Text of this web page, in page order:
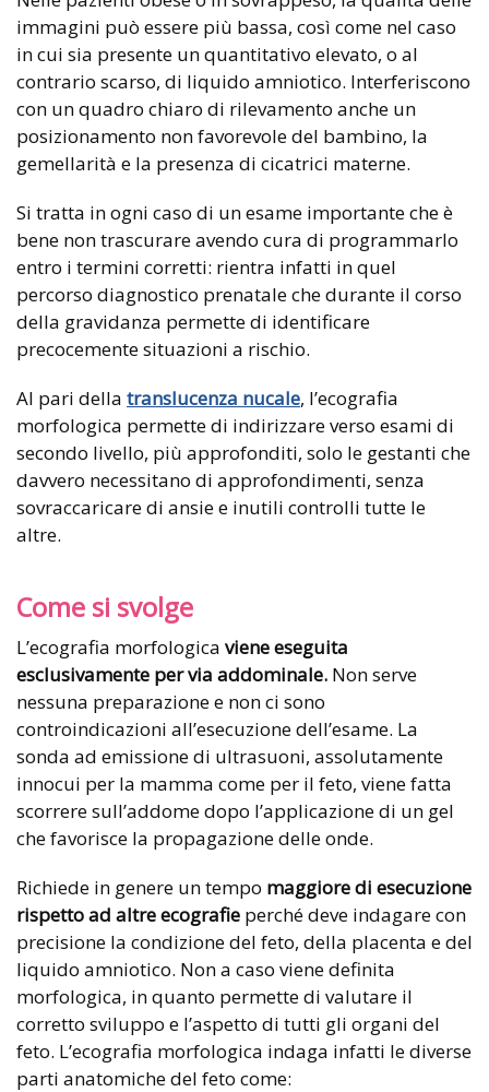
immagini può essere più bassa, così come nel caso
in cui sia presente un quantitativo elevato, o al
contrario scarso, di liquido amniotico. Interferiscono
con un quadro chiaro di rilevamento anche un
posizionamento non favorevole del bambino, la
gemellarità e la presenza di cicatrici materne.
Si tratta in ogni caso di un esame importante che è
bene non trascurare avendo cura di programmarlo
entro i termini corretti: rientra infatti in quel
percorso diagnostico prenatale che durante il corso
della gravidanza permette di identificare
precocemente situazioni a rischio.
Al pari della translucenza nucale, l’ecografia
morfologica permette di indirizzare verso esami di
secondo livello, più approfonditi, solo le gestanti che
davvero necessitano di approfondimenti, senza
sovraccaricare di ansie e inutili controlli tutte le
altre.
Come si svolge
L’ecografia morfologica viene eseguita
esclusivamente per via addominale. Non serve
nessuna preparazione e non ci sono
controindicazioni all’esecuzione dell’esame. La
sonda ad emissione di ultrasuoni, assolutamente
innocui per la mamma come per il feto, viene fatta
scorrere sull’addome dopo l’applicazione di un gel
che favorisce la propagazione delle onde.
Richiede in genere un tempo maggiore di esecuzione
rispetto ad altre ecografie perché deve indagare con
precisione la condizione del feto, della placenta e del
liquido amniotico. Non a caso viene definita
morfologica, in quanto permette di valutare il
corretto sviluppo e l’aspetto di tutti gli organi del
feto. L’ecografia morfologica indaga infatti le diverse
parti anatomiche del feto come: